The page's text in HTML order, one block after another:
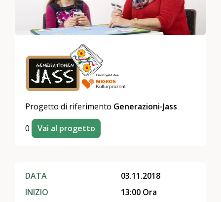
Progetto di riferimento Generazioni-Jass
0 Vai al progetto
DATA
INIZIO
03.11.2018
13:00 Ora